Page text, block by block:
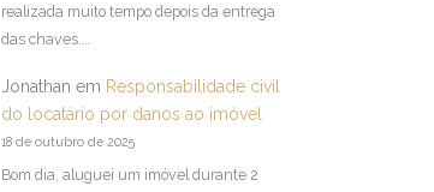
realizada muito tempo depois da entrega
das chaves.…
Jonathan em Responsabilidade civil
do locatário por danos ao imóvel
18 de outubro de 2025
Bom dia, aluguei um imóvel durante 2